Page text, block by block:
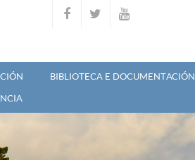
BIBLIOTECA E DOCUMENTACIÓN